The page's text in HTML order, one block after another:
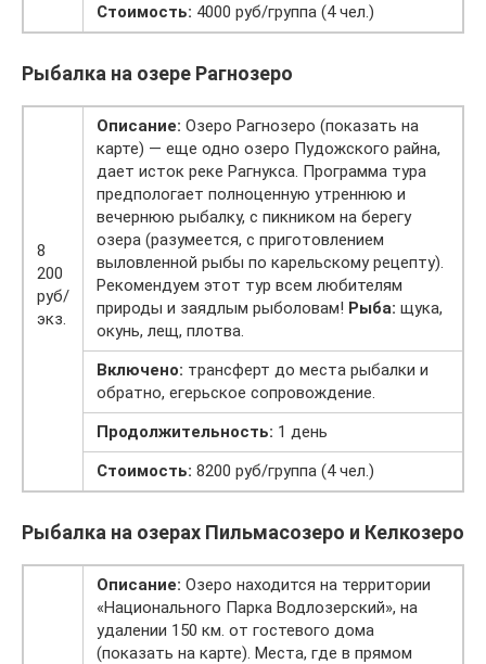
Стоимость: 4000 руб/группа (4 чел.)
Рыбалка на озере Рагнозеро
8
200
руб/
экз.
Описание: Озеро Рагнозеро (показать на
карте) — еще одно озеро Пудожского райна,
дает исток реке Рагнукса. Программа тура
предпологает полноценную утреннюю и
вечернюю рыбалку, с пикником на берегу
озера (разумеется, с приготовлением
выловленной рыбы по карельскому рецепту).
Рекомендуем этот тур всем любителям
природы и заядлым рыболовам! Рыба: щука,
окунь, лещ, плотва.
Включено: трансферт до места рыбалки и
обратно, егерьское сопровождение.
Продолжительность: 1 день
Стоимость: 8200 руб/группа (4 чел.)
Рыбалка на озерах Пильмасозеро и Келкозеро
Описание: Озеро находится на территории
«Национального Парка Водлозерский», на
удалении 150 км. от гостевого дома
(показать на карте). Места, где в прямом